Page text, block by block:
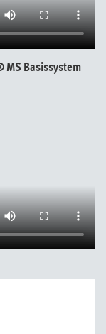
MS Basissystem